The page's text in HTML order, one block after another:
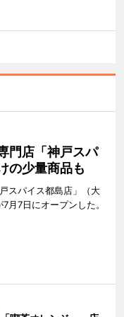
門店「神戸スパ
の少量商品も
スパイス都島店」（大
月7日にオープンした。